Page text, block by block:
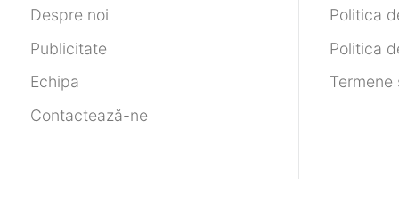
Despre noi
Publicitate
Echipa
Contactează-ne
Politica
Politica
Termene